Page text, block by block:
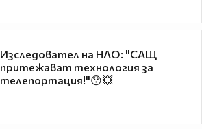
Изследовател на НЛО: "САЩ
притежават технология за
телепортация!"😯💥